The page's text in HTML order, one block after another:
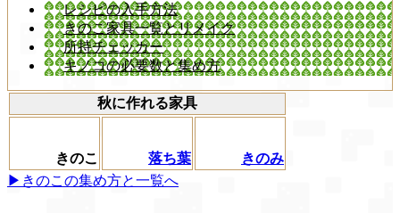
レシピの入手方法
きのこ家具一覧とリメイク
所持チェッカー
キノコの必要数と集め方
秋に作れる家具
きのこ 落ち葉
きのみ
▶きのこの集め方と一覧へ